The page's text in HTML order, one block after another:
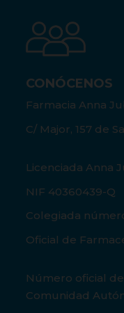
CONÓCENOS
Farmacia Anna
C/ Major, 157 de
Licenciada Anna
NIF 40360439-Q
Colegiada
Oficial de
Número oficial
Comunidad